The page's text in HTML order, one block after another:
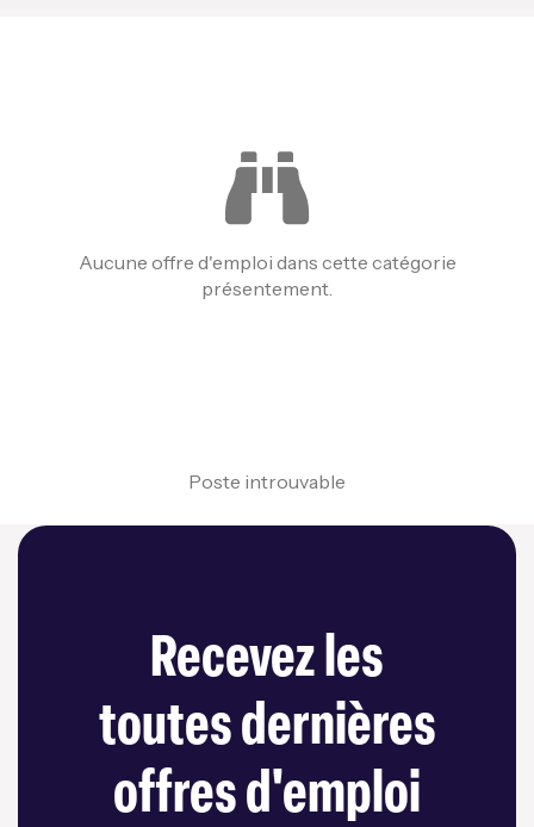
Aucune offre d'emploi dans cette catégorie
présentement.
Poste introuvable
Recevez les
toutes dernières
offres d'emploi